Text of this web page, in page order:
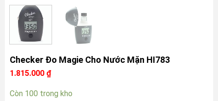
Checker Đo Magie Cho Nước Mặn HI783
1.815.000 ₫
Còn 100 trong kho